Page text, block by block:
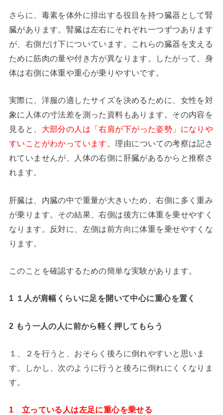
さらに、毒素を体外に排出する役目を持つ臓器として腎
臓があります。腎臓は左右にそれぞれ一つずつあります
が、右側だけ下についています。これらの臓器を支える
ために筋肉の量や付き方が異なります。したがって、身
体は右側に体重や重心が乗りやすいです。
実際に、洋服の適したサイズを決めるために、女性を対
象に人体の寸法差を測った資料もあります。その内容を
見ると、 大部分の人は「右肩が下がった姿勢」になりや
すいことがわかっています。理由についての考察は記さ
れていませんが、人体の右側に肝臓があるからと推察さ
れます。
肝臓は、内臓の中で重量が大きいため、右側に多く重み
が乗ります。その結果、右側は後方に体重を乗せやすく
なります。反対に、左側は前方向に体重を乗せやすくな
ります。
このことを確認するための簡単な実験があります。
1 １人が肩幅くらいに足を開いて中心に重心を置く
2 もう一人の人に前から軽く押してもらう
１、２を行うと、おそらく後ろに倒れやすいと思いま
す。しかし、次のように行うと後ろに倒れにくくなりま
す。
1 立っている人は左足に重心を乗せる